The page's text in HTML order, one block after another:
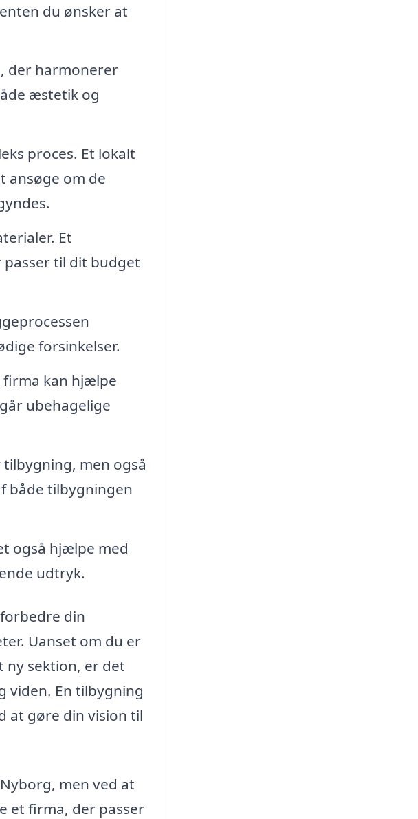
du ønsker at
der harmonerer
æstetik og
proces. Et lokalt
ansøge om de
Et
til dit budget
forsinkelser.
firma kan hjælpe
ubehagelige
tilbygning, men også
både tilbygningen
også hjælpe med
udtryk.
din
Uanset om du er
ny sektion, er det
viden. En tilbygning
at gøre din vision til
men ved at
et firma, der passer